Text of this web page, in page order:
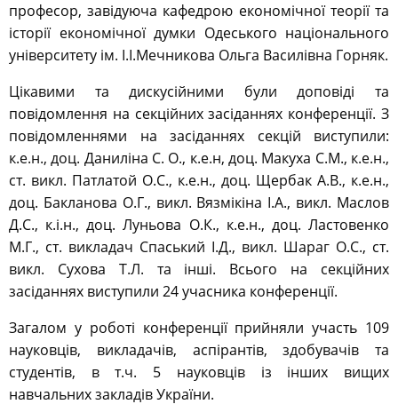
професор, завідуюча кафедрою економічної теорії та
історії економічної думки Одеського національного
університету ім. І.І.Мечникова Ольга Василівна Горняк.
Цікавими та дискусійними були доповіді та
повідомлення на секційних засіданнях конференції. З
повідомленнями на засіданнях секцій виступили:
к.е.н., доц. Даниліна С. О., к.е.н, доц. Макуха С.М., к.е.н.,
ст. викл. Патлатой О.С., к.е.н., доц. Щербак А.В., к.е.н.,
доц. Бакланова О.Г., викл. Вязмікіна І.А., викл. Маслов
Д.С., к.і.н., доц. Луньова О.К., к.е.н., доц. Ластовенко
М.Г., ст. викладач Спаський І.Д., викл. Шараг О.С., ст.
викл. Сухова Т.Л. та інші. Всього на секційних
засіданнях виступили 24 учасника конференції.
Загалом у роботі конференції прийняли участь 109
науковців, викладачів, аспірантів, здобувачів та
студентів, в т.ч. 5 науковців із інших вищих
навчальних закладів України.